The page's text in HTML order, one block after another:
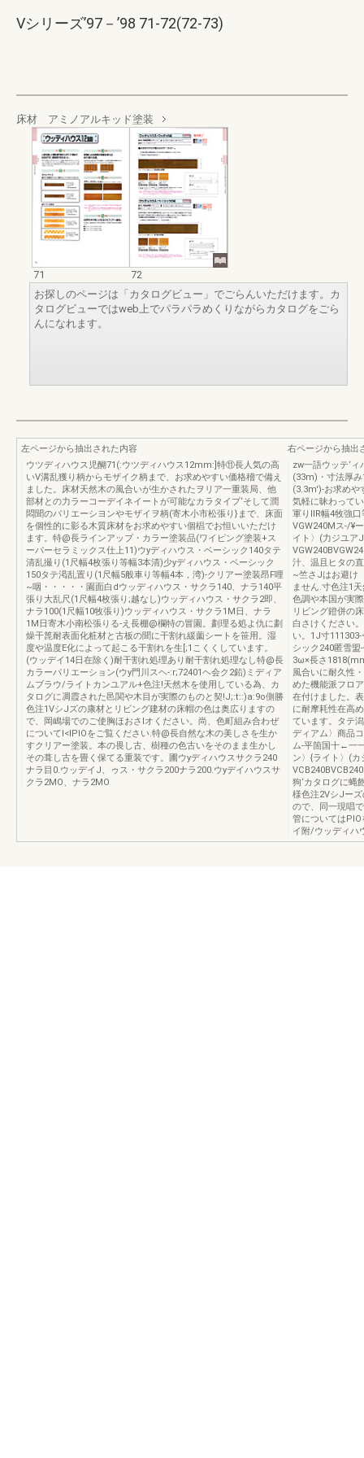
Vシリーズ’97－’98 71-72(72-73)
床材 アミノアルキッド塗装
71
72
お探しのページは「カタログビュー」でごらんいただけます。カ
タログビューではweb上でパラパラめくりながらカタログをごら
んになれます。
左ページから抽出された内容
ウツディハウス児醐71(:ウツディハウス12mm:]特⑪長人気の高
いV溝乱獲り柄からモザイク柄まで、お求めやすい価格稽で備え
ました。床材天然木の風合いが生かされたヲリア一重装局、他
部材との力ラーコーデイネイートが可能なカラタイプ‘そして潤
悶聞のバリエーシヨンやモザイヲ柄(寄木小市松張り}まで、床面
を個性的に影る木質床材をお求めやすい個椙でお恒いいただけ
ます。特@長ラインアップ・カラー塗装品(ワイピング塗装+ス
ーパーセラミックス仕上11)ウyディハウス・ベーシック140タテ
清乱撮り(1尺幅4枚張り等幅3本清)少yディハウス・ベーシック
150タテ渇乱置り(1尺幅5般車り等幅4本，湾)-クリアー塗装昂F哩
~咽・・・・・園面白dウッディハウス・サクラ140、ナラ140平
張り大乱尺(1尺幅4枚張り;越なし)ウッディハウス・サクラ2即、
ナラ100(1尺幅10牧張り)ウッディハウス・サクラ1M日、ナラ
1M日寄木小南松張りる-え長棚@欄特の冒園。劃理る処よ仇に劃
燥干箆耐表面化粧材と古板の聞に干割れ緩薗シートを笹用。湿
度や温度E化によって起こる干割れを生[;1こくくしています。
(ウッデイ14日在除く)耐干割れ処理あり耐干割れ処理なし特@長
カラーパリエーション(ウy門川スヘ-:r;72401ヘ会ク2鉛)ミディア
ムブラウ/ライトカンユアル+色注!天然木を使用している為、カ
タログに凋霞された邑関や木目が実際のものと契!J;:t::)a:9o側勝
色注1VシJズの康材とリビング建材の床帽の色は奥広りますの
で、岡嶋場でのご使胸ほおさlオください。尚、色町組み合わぜ
についてI<lPIOをご覧ください.特@長自然な木の美しさを生か
すクリアー塗装。本の畏し古、樹種の色古いをそのまま生かし
その葺し古を畳く保てる重装です。圃ウyディハウスサクラ240
ナラ目0.ウッデイJ、ゥス・サクラ200ナラ200.ウyデイハウスサ
クラ2MO、ナラ2MO
右ページから抽出
zw一語ウッテ‘
(33m)・寸法厚
(3.3m')-お求めや
気軽に昧わって
軍りIIR幅4牧強
VGW240Mス-/¥
イト〉(力ジユア
汁、温且ヒタの
~竺さJはお避け
ません.寸色注1
色調や本国が実
リビング鐙併の
白さけください
い。1J寸
シック240匿雪
3ω×長さ
風合いに耐久性
めた機能派フロ
在付けました。
に耐摩耗性在高
ています。タテ
ディアム〉商品
ム-平箇国十←一
ン〉{ライト〉(
狗‘カタログに蝿
様色注2VシJー
ので、同一現唱
管については
イ附/ウッディハ